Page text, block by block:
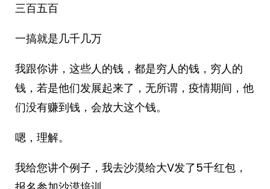
三百五百
一搞就是几千几万
我跟你讲，这些人的钱，都是穷人的钱，穷人的
钱，若是他们发展起来了，无所谓，疫情期间，他
们没有赚到钱，会放大这个钱。
嗯，理解。
我给您讲个例子，我去沙漠给大V发了5千红包，